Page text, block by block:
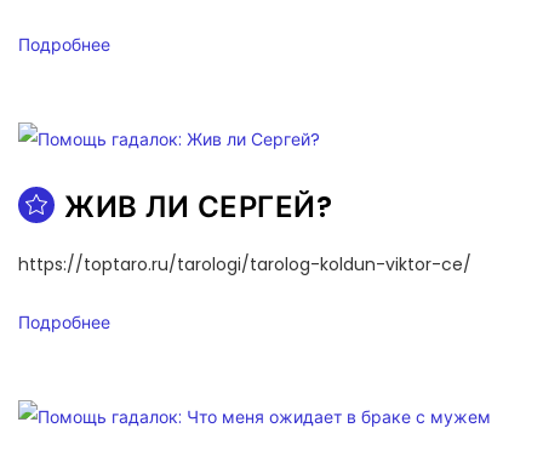
Подробнее
ЖИВ ЛИ СЕРГЕЙ?
https://toptaro.ru/tarologi/tarolog-koldun-viktor-ce/
Подробнее